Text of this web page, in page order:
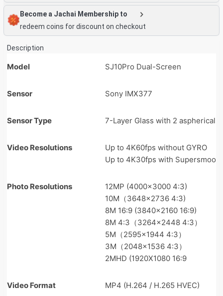
Become a Jachai Membership to
redeem coins for discount on checkout
Description
Model SJ10Pro Dual-Screen
Sensor Sony IMX377
Sensor Type 7-Layer Glass with 2 aspherical
Video Resolutions
Up to 4K60fps without GYRO
Up to 4K30fps with
Photo Resolutions
12MP (4000×3000 4:3)
10M（3648×2736 4:3)
8M 16:9 (3840×2160 16:9)
8M 4:3（3264×2448 4:3）
5M（2595×1944 4:3）
3M（2048×1536 4:3）
2MHD (1920X1080 16:9
Video Format MP4 (H.264 / H.265 HVEC)